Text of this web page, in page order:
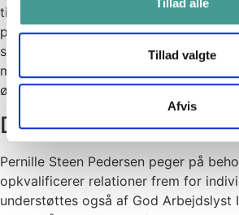
Tillad alle
Tillad valgte
Afvis
tid og ro til at kunne løse opgaven.
primært reagerer på skam som
særlig vigtigt, at lederen tager sig tid
medarbejderen, giver mulighed for at
øvrigt møder medarbejderen med
Den sociale mestring
Pernille Steen Pedersen peger på
opkvalificerer relationer frem for
understøttes også af God Arbejdslyst